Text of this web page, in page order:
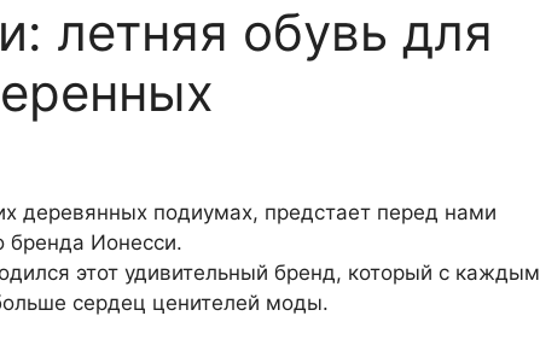
летняя обувь для
деревянных подиумах, предстает перед нами
бренда Ионесси.
этот удивительный бренд, который с каждым
сердец ценителей моды.